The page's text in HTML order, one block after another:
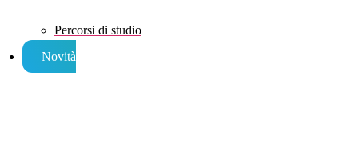
Percorsi di studio
Novità